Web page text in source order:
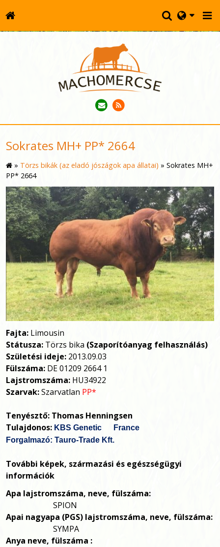
Sokrates MH+ PP* 2664
» Törzs bikák (az eladó jószágok apa állatai) » Sokrates MH+
PP* 2664
Fajta: Limousin
Státusza: Törzs bika (Szaporítóanyag felhasználás)
Születési ideje: 2013.09.03
Fülszáma: DE 01209 2664 1
Lajstromszáma: HU34922
Szarvak:Szarvatlan PP*
Tenyésztő: Thomas Henningsen
Tulajdonos: KBS Genetic
France
Forgalmazó: Tauro-Trade Kft.
További képek, származási és egészségügyi
információk
Apa lajstromszáma, neve, fülszáma:
SPION
Apai nagyapa (PGS) lajstromszáma, neve, fülszáma:
SYMPA
Anya neve, fülszáma :